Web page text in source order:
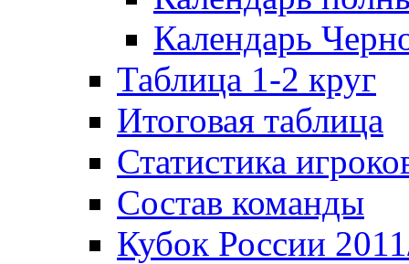
Календарь
Таблица 1-2 круг
Итоговая таблица
Статистика
Состав команды
Кубок России